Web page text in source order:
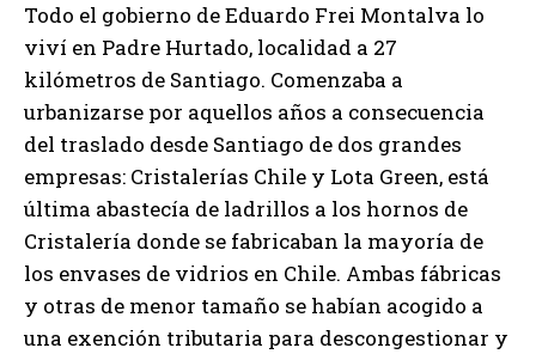
Todo el gobierno de Eduardo Frei Montalva lo
viví en Padre Hurtado, localidad a 27
kilómetros de Santiago. Comenzaba a
urbanizarse por aquellos años a consecuencia
del traslado desde Santiago de dos grandes
empresas: Cristalerías Chile y Lota Green, está
última abastecía de ladrillos a los hornos de
Cristalería donde se fabricaban la mayoría de
los envases de vidrios en Chile. Ambas fábricas
y otras de menor tamaño se habían acogido a
una exención tributaria para descongestionar y